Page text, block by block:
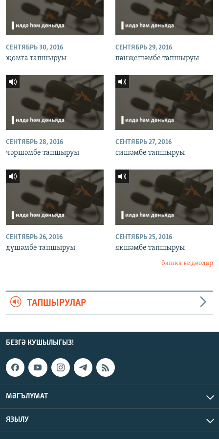
СЕНТЯБРЬ 30, 2016
җомга тапшыруы
СЕНТЯБРЬ 29, 2016
пәнҗешәмбе тапшыруы
СЕНТЯБРЬ 28, 2016
чәршәмбе тапшыруы
СЕНТЯБРЬ 27, 2016
сишәмбе тапшыруы
СЕНТЯБРЬ 26, 2016
дүшәмбе тапшыруы
СЕНТЯБРЬ 25, 2016
якшәмбе тапшыруы
башка видеолар
ТАПШЫРУЛАР
БЕЗГӘ КУШЫЛЫГЫЗ!
МӘГЪЛҮМАТ
ЯЗЫЛУ